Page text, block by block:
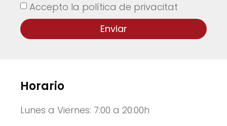
Accepto la política de privacitat
Enviar
Horario
Lunes a Viernes: 7:00 a 20:00h